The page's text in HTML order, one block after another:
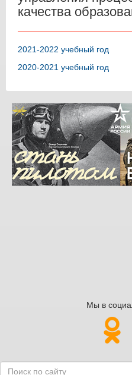
качества
2021-2022 учебный год
2020-2021 учебный год
Мы в